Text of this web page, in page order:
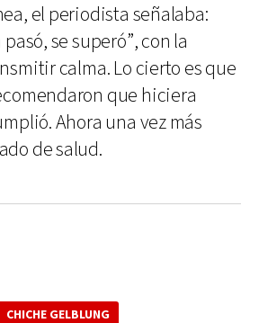
el periodista señalaba:
se superó”, con la
calma. Lo cierto es que
que hiciera
Ahora una vez más
de salud.
CHICHE GELBLUNG